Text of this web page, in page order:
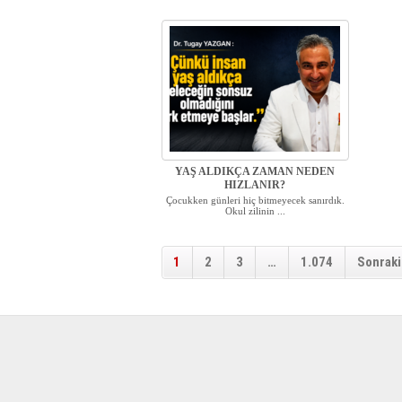
YAŞ ALDIKÇA ZAMAN NEDEN
HIZLANIR?
Çocukken günleri hiç bitmeyecek sanırdık.
Okul zilinin ...
1 2 3 … 1.074